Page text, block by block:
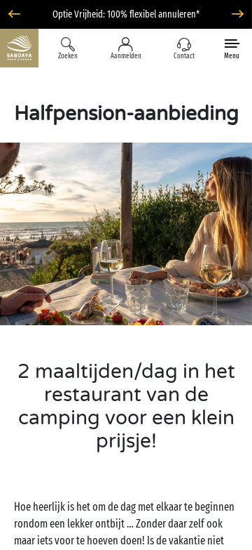
Optie Vrijheid: 100% flexibel annuleren*
Zoeken Aanmelden Contact Menu
Halfpension-aanbieding
2 maaltijden/dag in het
restaurant van de
camping voor een klein
prijsje!
Hoe heerlijk is het om de dag met elkaar te beginnen
rondom een lekker ontbijt … Zonder daar zelf ook
maar iets voor te hoeven doen! Is de vakantie niet